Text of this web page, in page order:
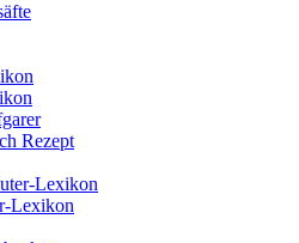
Rezept
Lexikon
Lexikon